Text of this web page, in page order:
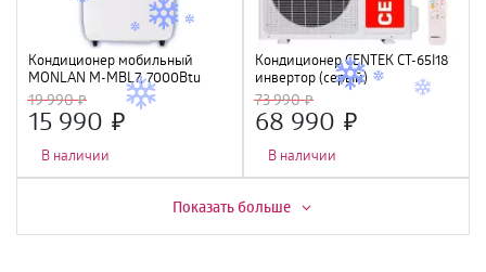
Кондиционер мобильный
MONLAN M-MBL7, 7000Btu
19 990
15 990
В наличии
Кондиционер CENTEK CT-65I18
инвертор (серый)
(5400/5580W) 4D, 4 фильтра,
УФ лампа, R32, A++
73 990
68 990
В наличии
Скидка - 3%
Показать больше